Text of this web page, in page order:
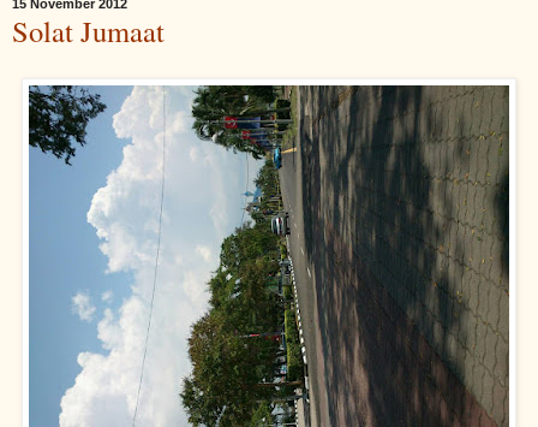
15 November 2012
Solat Jumaat